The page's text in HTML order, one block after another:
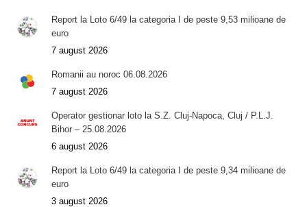
Report la Loto 6/49 la categoria I de peste 9,53 milioane de
euro
7 august 2026
Romanii au noroc 06.08.2026
7 august 2026
Operator gestionar loto la S.Z. Cluj-Napoca, Cluj / P.L.J.
Bihor – 25.08.2026
6 august 2026
Report la Loto 6/49 la categoria I de peste 9,34 milioane de
euro
3 august 2026